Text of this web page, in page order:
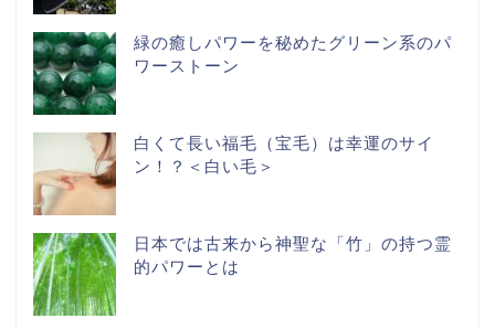
緑の癒しパワーを秘めたグリーン系のパ
ワーストーン
白くて長い福毛（宝毛）は幸運のサイ
ン！？＜白い毛＞
日本では古来から神聖な「竹」の持つ霊
的パワーとは